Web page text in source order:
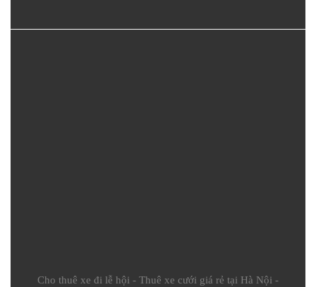
Cho thuê xe đi lễ hội - Thuê xe cưới giá rẻ tại Hà Nội -